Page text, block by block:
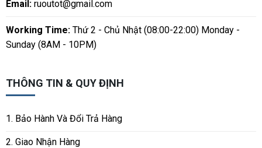
Email: ruoutot@gmail.com
Working Time:Thứ 2 - Chủ Nhật (08:00-22:00) Monday -
Sunday (8AM - 10PM)
THÔNG TIN & QUY ĐỊNH
1. Bảo Hành Và Đổi Trả Hàng
2. Giao Nhận Hàng